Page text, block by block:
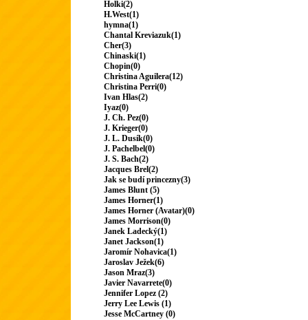
Holki(2)
H.West(1)
hymna(1)
Chantal Kreviazuk(1)
Cher(3)
Chinaski(1)
Chopin(0)
Christina Aguilera(12)
Christina Perri(0)
Ivan Hlas(2)
Iyaz(0)
J. Ch. Pez(0)
J. Krieger(0)
J. L. Dusík(0)
J. Pachelbel(0)
J. S. Bach(2)
Jacques Brel(2)
Jak se budí princezny(3)
James Blunt (5)
James Horner(1)
James Horner (Avatar)(0)
James Morrison(0)
Janek Ladecký(1)
Janet Jackson(1)
Jaromír Nohavica(1)
Jaroslav Ježek(6)
Jason Mraz(3)
Javier Navarrete(0)
Jennifer Lopez (2)
Jerry Lee Lewis (1)
Jesse McCartney (0)